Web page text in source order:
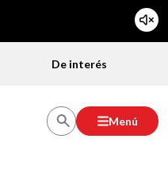
De interés
Menú